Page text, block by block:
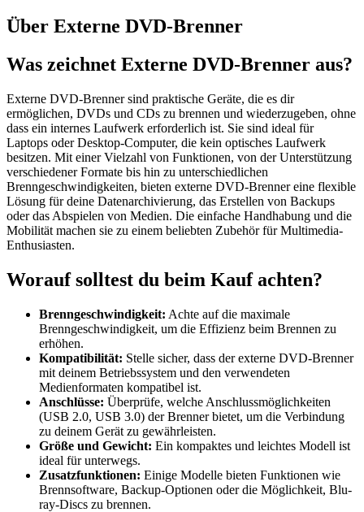
Über Externe DVD-Brenner
Was zeichnet Externe DVD-Brenner aus?
Externe DVD-Brenner sind praktische Geräte, die es dir
ermöglichen, DVDs und CDs zu brennen und wiederzugeben, ohne
dass ein internes Laufwerk erforderlich ist. Sie sind ideal für
Laptops oder Desktop-Computer, die kein optisches Laufwerk
besitzen. Mit einer Vielzahl von Funktionen, von der Unterstützung
verschiedener Formate bis hin zu unterschiedlichen
Brenngeschwindigkeiten, bieten externe DVD-Brenner eine flexible
Lösung für deine Datenarchivierung, das Erstellen von Backups
oder das Abspielen von Medien. Die einfache Handhabung und die
Mobilität machen sie zu einem beliebten Zubehör für Multimedia-
Enthusiasten.
Worauf solltest du beim Kauf achten?
Brenngeschwindigkeit: Achte auf die maximale
Brenngeschwindigkeit, um die Effizienz beim Brennen zu
erhöhen.
Kompatibilität: Stelle sicher, dass der externe DVD-Brenner
mit deinem Betriebssystem und den verwendeten
Medienformaten kompatibel ist.
Anschlüsse: Überprüfe, welche Anschlussmöglichkeiten
(USB 2.0, USB 3.0) der Brenner bietet, um die Verbindung
zu deinem Gerät zu gewährleisten.
Größe und Gewicht: Ein kompaktes und leichtes Modell ist
ideal für unterwegs.
Zusatzfunktionen: Einige Modelle bieten Funktionen wie
Brennsoftware, Backup-Optionen oder die Möglichkeit, Blu-
ray-Discs zu brennen.